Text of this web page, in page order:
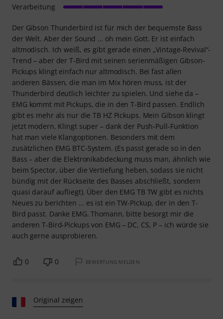
Der Gibson Thunderbird ist für mich der bequemste Bass
der Welt. Aber der Sound … oh mein Gott. Er ist einfach
altmodisch. Ich weiß, es gibt gerade einen „Vintage-Revival“-
Trend – aber der T-Bird mit seinen serienmäßigen Gibson-
Pickups klingt einfach nur altmodisch. Bei fast allen
anderen Bässen, die man im Mix hören muss, ist der
Thunderbird deutlich leichter zu spielen. Und siehe da –
EMG kommt mit Pickups, die in den T-Bird passen. Endlich
gibt es mehr als nur die TB HZ Pickups. Mein Gibson klingt
jetzt modern. Klingt super – dank der Push-Pull-Funktion
hat man viele Klangoptionen. Besonders mit dem
zusätzlichen EMG BTC-System. (Es passt gerade so in den
Bass – aber die Elektronikabdeckung muss man, ähnlich wie
beim Spector, über die Vertiefung heben, sodass sie nicht
bündig mit der Rückseite des Basses abschließt, sondern
quasi darauf aufliegt). Über den EMG TB TW gibt es nichts
Neues zu berichten … es ist ein TW-Pickup, der in den T-
Bird passt. Danke EMG. Thomann, bitte besorgt mir die
anderen T-Bird-Pickups von EMG – DC, CS, P – ich würde sie
auch gerne ausprobieren.
Verarbeitung
0 0 BEWERTUNG MELDEN
Original zeigen